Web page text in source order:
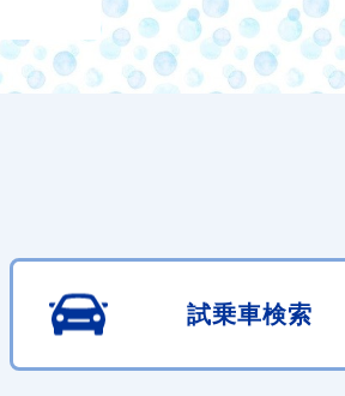
試乗車検索